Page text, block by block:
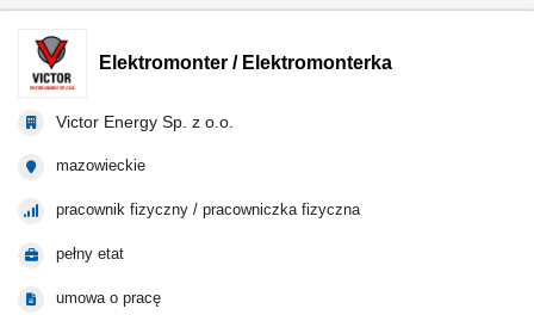
Elektromonter / Elektromonterka
Victor Energy Sp. z o.o.
mazowieckie
pracownik fizyczny / pracowniczka fizyczna
pełny etat
umowa o pracę